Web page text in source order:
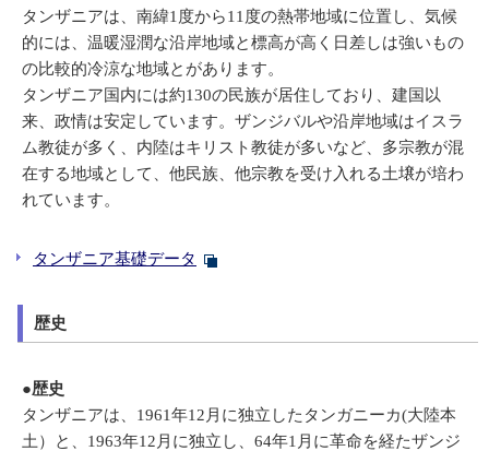
タンザニアは、南緯1度から11度の熱帯地域に位置し、気候
的には、温暖湿潤な沿岸地域と標高が高く日差しは強いもの
の比較的冷涼な地域とがあります。
タンザニア国内には約130の民族が居住しており、建国以
来、政情は安定しています。ザンジバルや沿岸地域はイスラ
ム教徒が多く、内陸はキリスト教徒が多いなど、多宗教が混
在する地域として、他民族、他宗教を受け入れる土壌が培わ
れています。
タンザニア基礎データ
歴史
●歴史
タンザニアは、1961年12月に独立したタンガニーカ(大陸本
土）と、1963年12月に独立し、64年1月に革命を経たザンジ